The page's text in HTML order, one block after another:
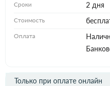
Сроки 2 дня
Стоимость
Оплата
Только при оплате онлайн